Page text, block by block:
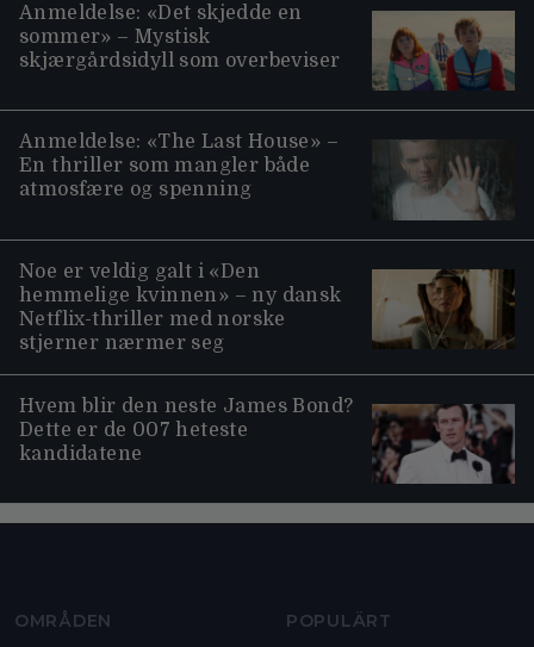
Anmeldelse: «Det skjedde en
sommer» – Mystisk
skjærgårdsidyll som overbeviser
Anmeldelse: «The Last House» –
En thriller som mangler både
atmosfære og spenning
Noe er veldig galt i «Den
hemmelige kvinnen» – ny dansk
Netflix-thriller med norske
stjerner nærmer seg
Hvem blir den neste James Bond?
Dette er de 007 heteste
kandidatene
OMRÅDEN POPULÄRT